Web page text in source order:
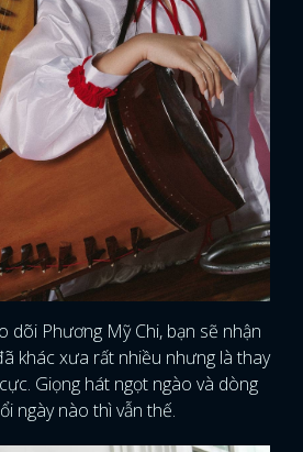
dõi Phương Mỹ Chi, bạn sẽ nhận
khác xưa rất nhiều nhưng là thay
Giọng hát ngọt ngào và dòng
ngày nào thì vẫn thế.